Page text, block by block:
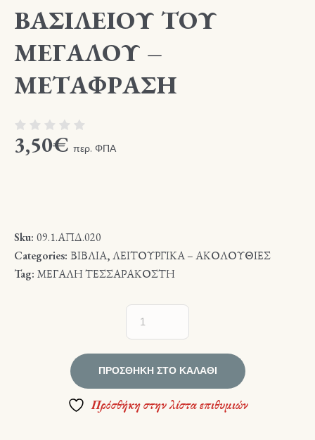
ΒΑΣΙΛΕΙΟΥ ΤΟΥ
ΜΕΓΑΛΟΥ –
ΜΕΤΑΦΡΑΣΗ
3,50€ περ. ΦΠΑ
Sku: 09.1.ΑΠΔ.020
Categories: ΒΙΒΛΙΑ,ΛΕΙΤΟΥΡΓΙΚΑ – ΑΚΟΛΟΥΘΙΕΣ
Tag: ΜΕΓΑΛΗ ΤΕΣΣΑΡΑΚΟΣΤΗ
ΠΡΟΣΘΉΚΗ ΣΤΟ ΚΑΛΆΘΙ
Πρόσθήκη στην λίστα επιθυμιών